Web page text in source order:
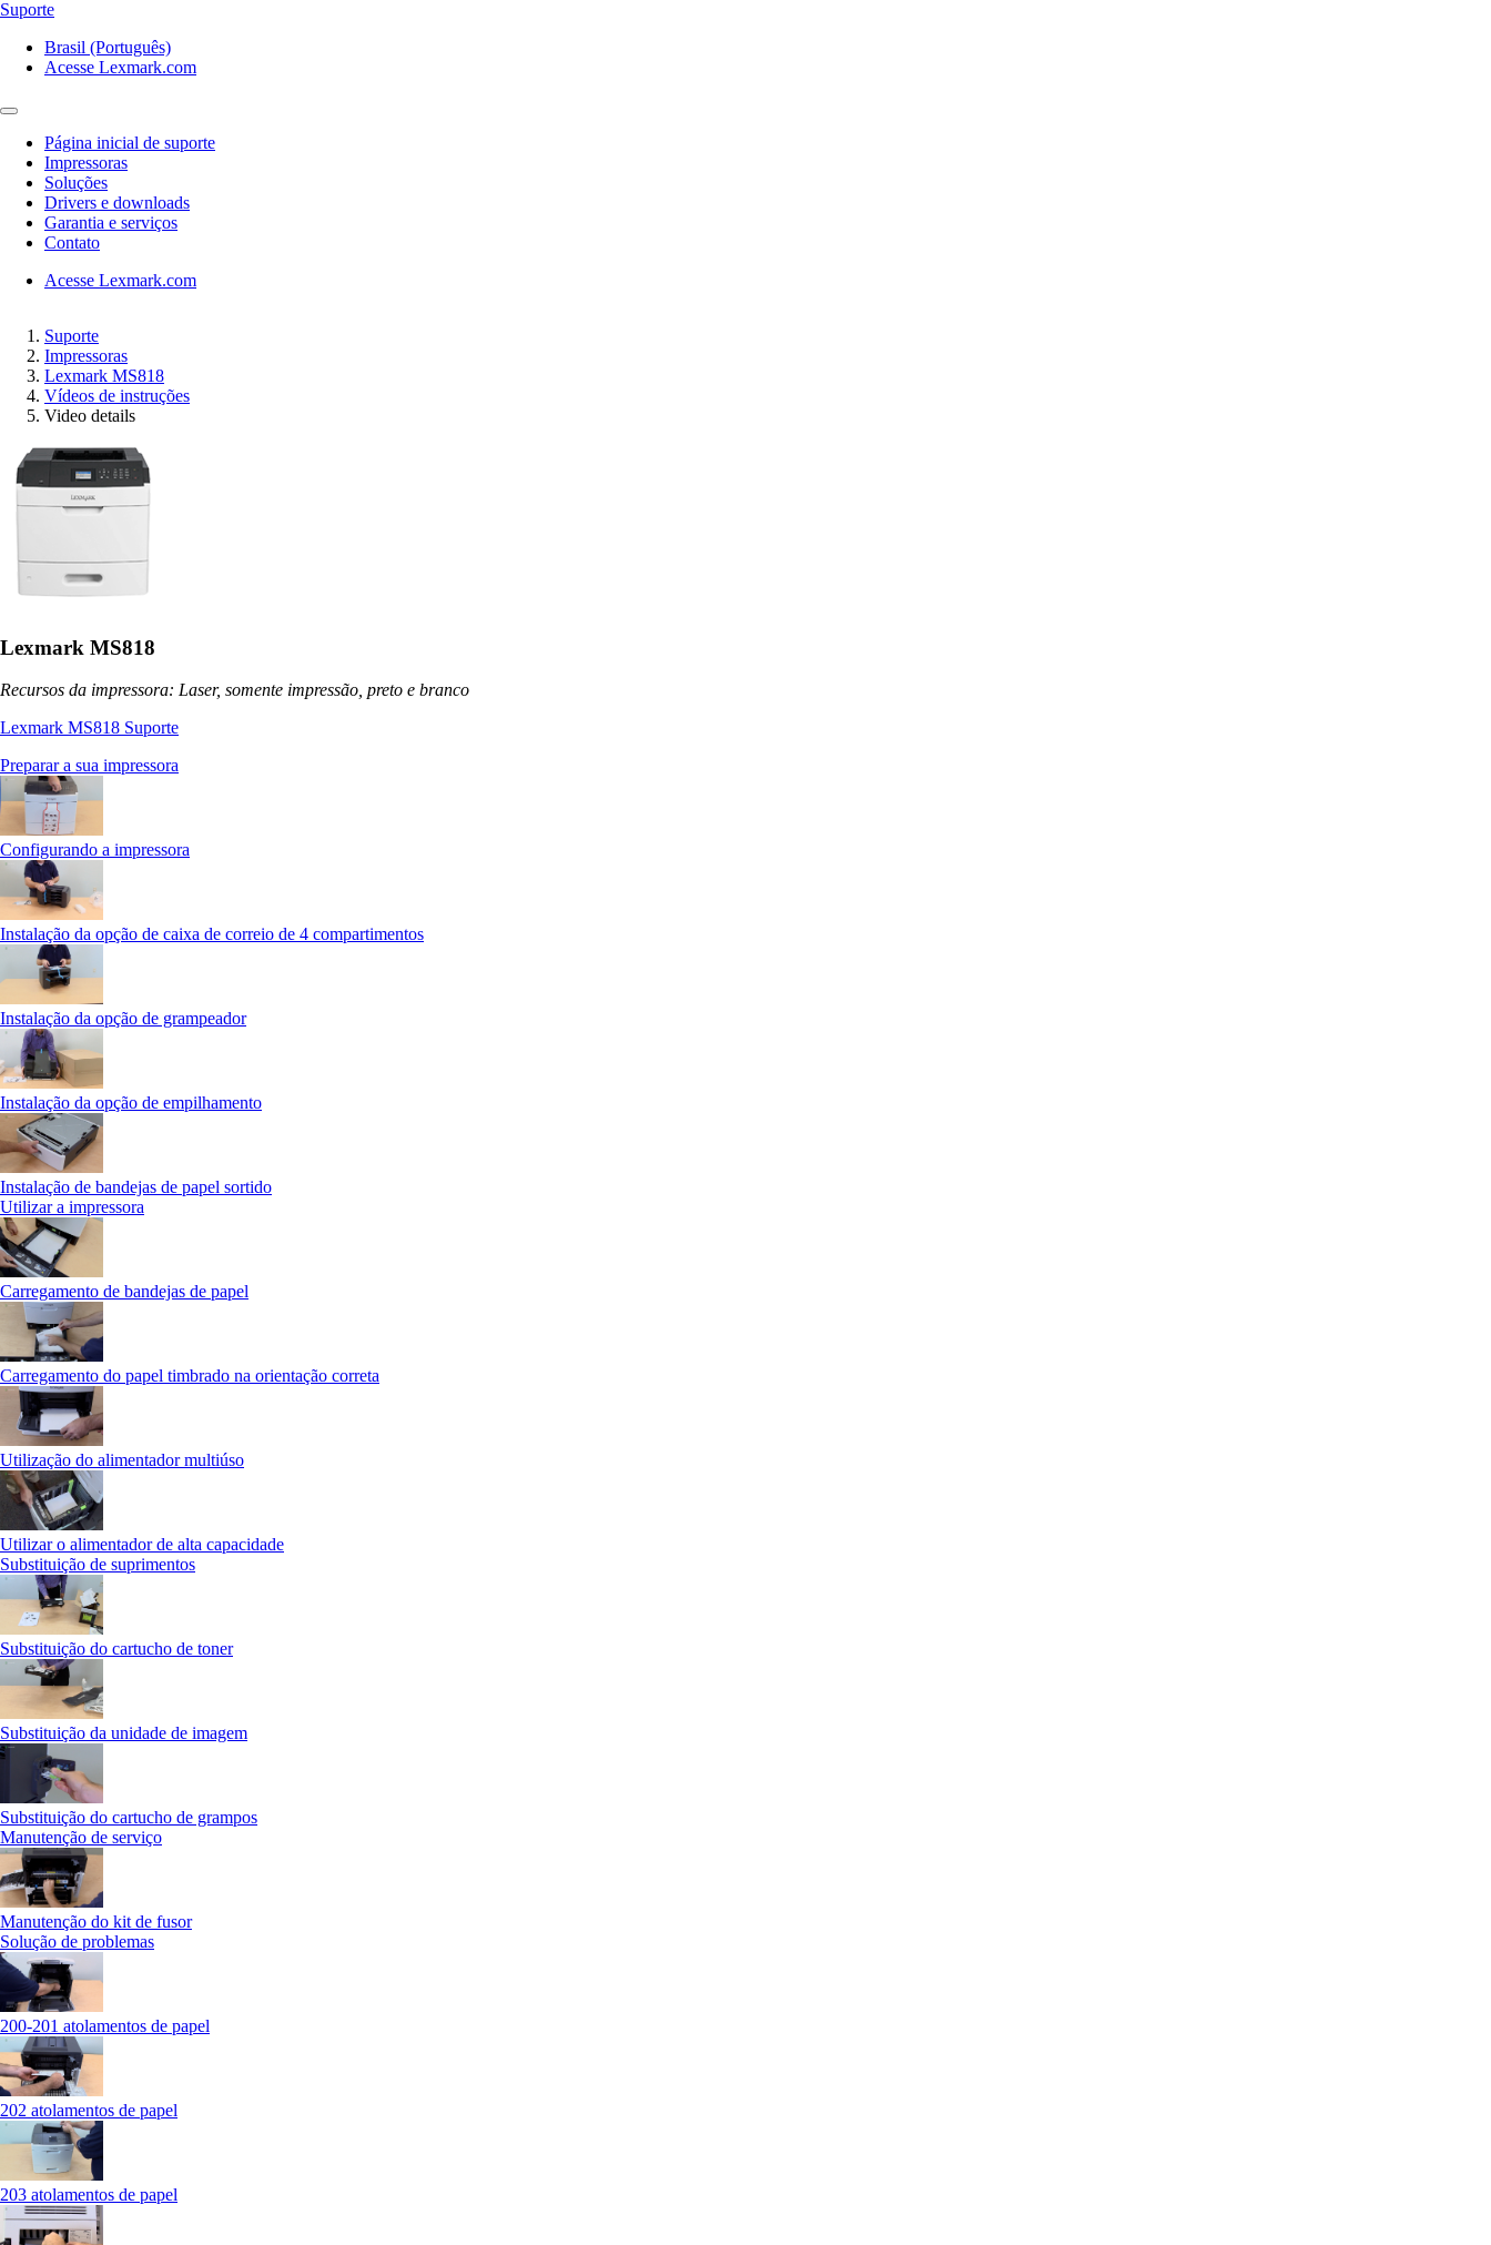
Suporte
Brasil (Português)
Acesse Lexmark.com
Página inicial de suporte
Impressoras
Soluções
Drivers e downloads
Garantia e serviços
Contato
Acesse Lexmark.com
Suporte
Impressoras
Lexmark MS818
Vídeos de instruções
Video details
Lexmark MS818
Recursos da impressora: Laser, somente impressão, preto e branco
Lexmark MS818 Suporte
Preparar a sua impressora
Configurando a impressora
Instalação da opção de caixa de correio de 4 compartimentos
Instalação da opção de grampeador
Instalação da opção de empilhamento
Instalação de bandejas de papel sortido
Utilizar a impressora
Carregamento de bandejas de papel
Carregamento do papel timbrado na orientação correta
Utilização do alimentador multiúso
Utilizar o alimentador de alta capacidade
Substituição de suprimentos
Substituição do cartucho de toner
Substituição da unidade de imagem
Substituição do cartucho de grampos
Manutenção de serviço
Manutenção do kit de fusor
Solução de problemas
200-201 atolamentos de papel
202 atolamentos de papel
203 atolamentos de papel